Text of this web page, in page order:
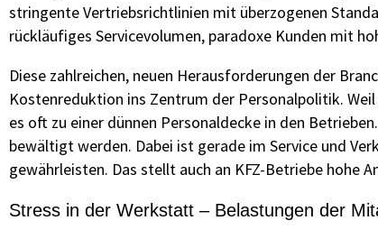
stringente Vertriebsrichtlinien mit überzogenen
rückläufiges Servicevolumen, paradoxe Kunden mit
Diese zahlreichen, neuen Herausforderungen der
Kostenreduktion ins Zentrum der Personalpolitik.
es oft zu einer dünnen Personaldecke in den
bewältigt werden. Dabei ist gerade im Service und
gewährleisten. Das stellt auch an KFZ-Betriebe hohe
Stress in der Werkstatt – Belastungen der